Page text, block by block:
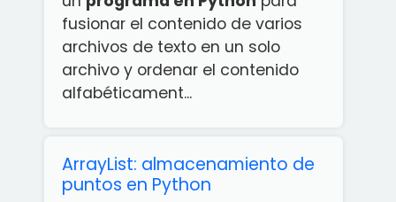
fusionar el contenido de varios
archivos de texto en un solo
archivo y ordenar el contenido
alfabéticament...
ArrayList: almacenamiento de
puntos en Python